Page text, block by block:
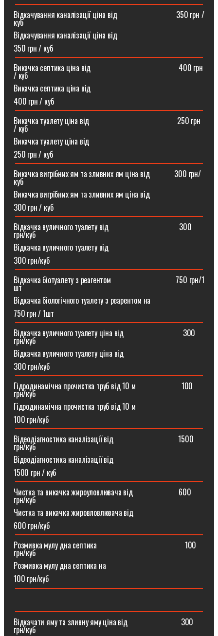
Відкачування каналізації ціна від ⠀⠀⠀⠀⠀⠀⠀⠀⠀⠀350 грн /
куб
Відкачування каналізації ціна від
350 грн / куб
Викачка септика ціна від ⠀⠀⠀⠀⠀⠀⠀⠀⠀⠀⠀⠀⠀⠀⠀400 грн
/ куб
Викачка септика ціна від
400 грн / куб
Викачка туалету ціна від ⠀⠀⠀⠀⠀⠀⠀⠀⠀⠀⠀⠀⠀⠀⠀250 грн
/ куб⠀
Викачка туалету ціна від
250 грн / куб
Викачка вигрібних ям та зливних ям ціна від ⠀⠀⠀⠀300 грн/
куб
Викачка вигрібних ям та зливних ям ціна від
300 грн / куб
Відкачка вуличного туалету від ⠀⠀⠀⠀⠀⠀⠀⠀⠀⠀⠀⠀300
грн/куб
Відкачка вуличного туалету від
300 грн/куб
Відкачка біотуалету з реагентом ⠀⠀⠀⠀⠀⠀⠀⠀⠀⠀⠀750 грн/1
шт
Відкачка біологічного туалету з реарентом на
750 грн / 1шт
Відкачка вуличного туалету ціна від ⠀⠀⠀⠀⠀⠀⠀⠀⠀⠀300
грн/куб
Відкачка вуличного туалету ціна від
300 грн/куб
Гідродинамічна прочистка труб від 10 м⠀⠀⠀⠀⠀⠀⠀⠀100
грн/куб
Гідродинамічна прочистка труб від 10 м
100 грн/куб
Відеодіагностика каналізації від ⠀⠀⠀⠀⠀⠀⠀⠀⠀⠀⠀1500
грн/куб
Відеодіагностика каналізації від
1500 грн / куб
Чистка та викачка жироуловлювача від⠀⠀⠀⠀⠀⠀⠀⠀600
грн/куб
Чистка та викачка жировловлювача від
600 грн/куб
Розмивка мулу дна септика ⠀⠀⠀⠀⠀⠀⠀⠀⠀⠀⠀⠀⠀⠀⠀100
грн/куб
Розмивка мулу дна септика на
100 грн/куб
Відкачати яму та зливну яму ціна від ⠀⠀⠀⠀⠀⠀⠀⠀⠀300
грн/куб